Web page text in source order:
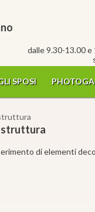
dalle 9.30-13.00
SPOSI
struttura
di elementi